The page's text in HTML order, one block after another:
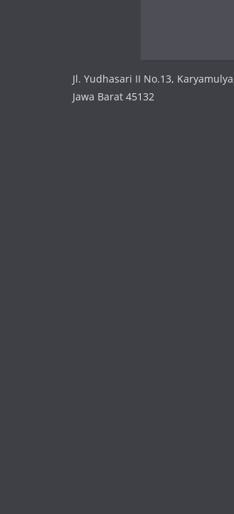
Jl. Yudhasari II No.13,
Jawa Barat 45132